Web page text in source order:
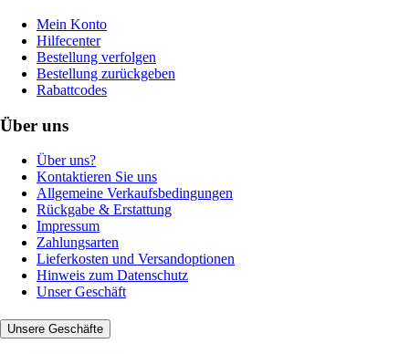
Mein Konto
Hilfecenter
Bestellung verfolgen
Bestellung zurückgeben
Rabattcodes
Über uns
Über uns?
Kontaktieren Sie uns
Allgemeine Verkaufsbedingungen
Rückgabe & Erstattung
Impressum
Zahlungsarten
Lieferkosten und Versandoptionen
Hinweis zum Datenschutz
Unser Geschäft
Unsere Geschäfte